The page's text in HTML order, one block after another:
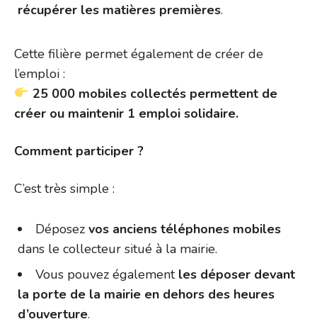
récupérer les matières premières.
Cette filière permet également de créer de
l’emploi :
25 000 mobiles collectés permettent de
créer ou maintenir 1 emploi solidaire.
Comment participer ?
C’est très simple :
Déposez vos anciens téléphones mobiles
dans le collecteur situé à la mairie.
Vous pouvez également les déposer devant
la porte de la mairie en dehors des heures
d’ouverture.